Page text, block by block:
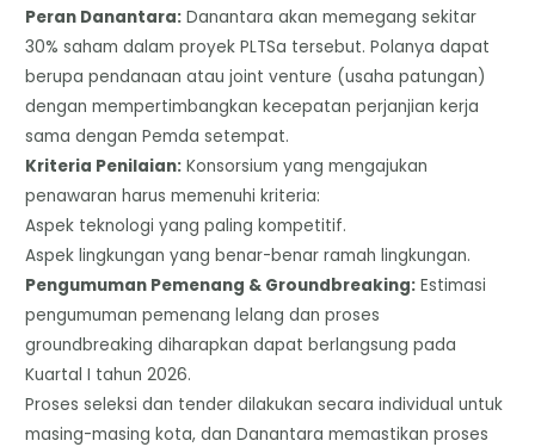
​Peran Danantara: Danantara akan memegang sekitar
30% saham dalam proyek PLTSa tersebut. Polanya dapat
berupa pendanaan atau joint venture (usaha patungan)
dengan mempertimbangkan kecepatan perjanjian kerja
sama dengan Pemda setempat.
​Kriteria Penilaian: Konsorsium yang mengajukan
penawaran harus memenuhi kriteria:
​Aspek teknologi yang paling kompetitif.
​Aspek lingkungan yang benar-benar ramah lingkungan.
​Pengumuman Pemenang & Groundbreaking: Estimasi
pengumuman pemenang lelang dan proses
groundbreaking diharapkan dapat berlangsung pada
Kuartal I tahun 2026.
Proses seleksi dan tender dilakukan secara individual untuk
masing-masing kota, dan Danantara memastikan proses